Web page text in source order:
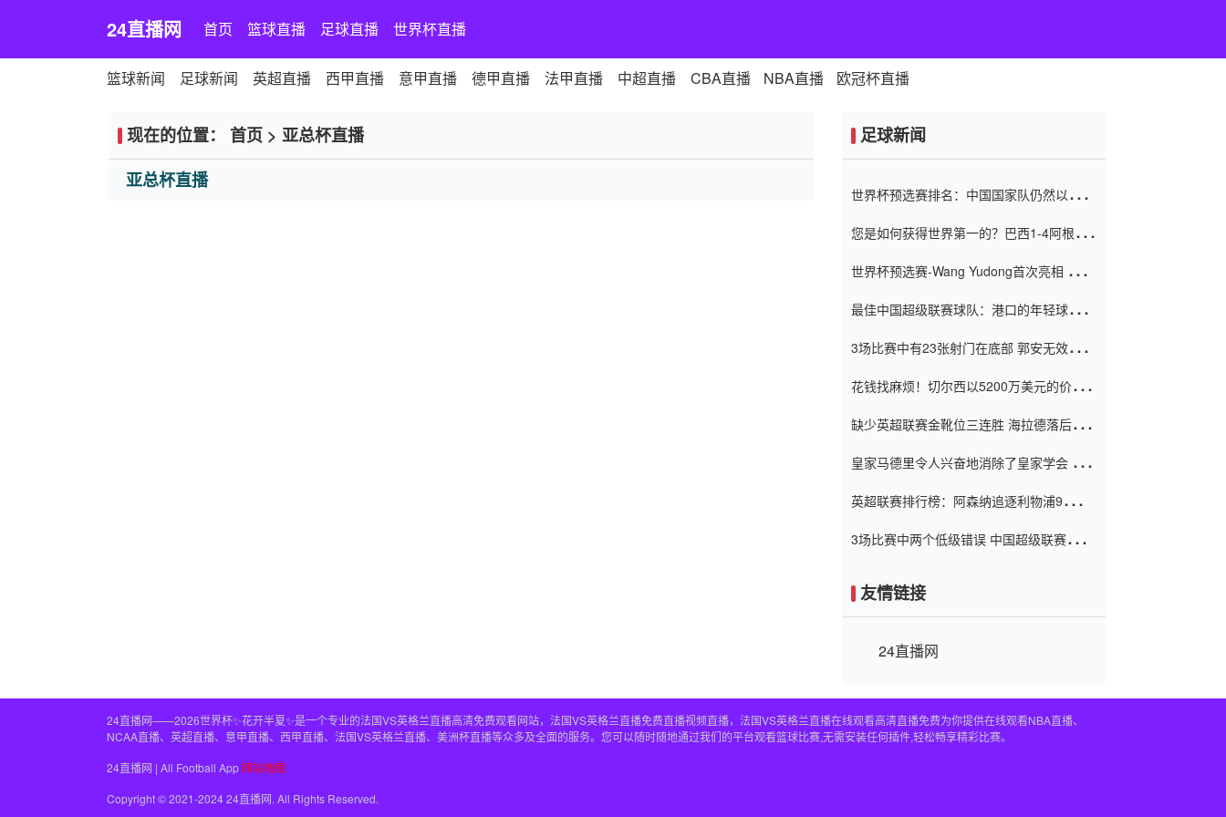
24直播网 首页 篮球直播 足球直播 世界杯直播
篮球新闻 足球新闻 英超直播 西甲直播 意甲直播 德甲直播 法甲直播 中超直播 CBA直播 NBA直播 欧冠杯直播
现在的位置： 首页 > 亚总杯直播
亚总杯直播
足球新闻
世界杯预选赛排名：中国国家队仍然以6分
您是如何获得世界第一的？巴西1-4阿根
世界杯预选赛-Wang Yudong首次亮相 中国
最佳中国超级联赛球队：港口的年轻球员在
（Taishan）
3场比赛中有23张射门在底部 郭安无效传球
花钱找麻烦！切尔西以5200万美元的价格
窗口
缺少英超联赛金靴位三连胜 海拉德落后6球
皇家马德里令人兴奋地消除了皇家学会 安
英超联赛排行榜：阿森纳追逐利物浦9分 曼
3场比赛中两个低级错误 中国超级联赛的前
友情链接
24直播网
24直播网——2026世界杯✨花开半夏✨是一个专业的法国VS英格兰直播高清免费观看网站，法国VS英格兰直播免费直播视频直播，法国VS英格兰直播在线观看高清直播免费为你提供在线观看NBA直播、
NCAA直播、英超直播、意甲直播、西甲直播、法国VS英格兰直播、美洲杯直播等众多及全面的服务。您可以随时随地通过我们的平台观看篮球比赛,无需安装任何插件,轻松畅享精彩比赛。
24直播网 | All Football App 网站地图
Copyright © 2021-2024 24直播网. All Rights Reserved.